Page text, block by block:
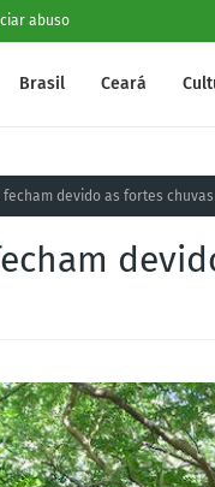
abuso
Brasil Ceará
fecham devido as fortes chuvas